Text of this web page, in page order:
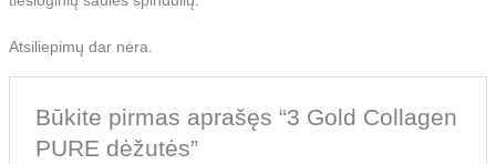
Atsiliepimų dar nėra.
Būkite pirmas aprašęs “3 Gold Collagen
PURE dėžutės”